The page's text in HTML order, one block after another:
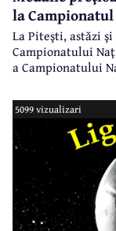
la
La Piteşti, astăzi
Campionatului
a Campionatului
reuniunea din
a obţinut o
obţinerea unei a
aruncarea suliţei.
5099 vizualizari